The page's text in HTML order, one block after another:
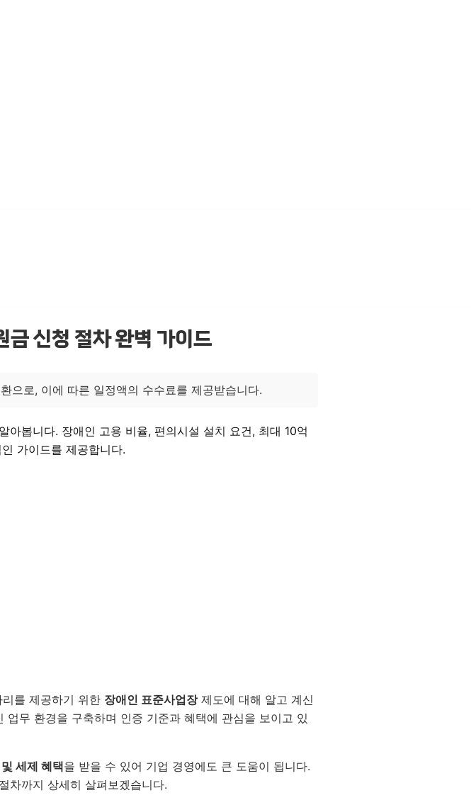
금 신청 절차 완벽 가이드
으로, 이에 따른 일정액의 수수료를 제공받습니다.
봅니다. 장애인 고용 비율, 편의시설 설치 요건, 최대 10억
가이드를 제공합니다.
를 제공하기 위한 장애인 표준사업장제도에 대해 알고 계신
무 환경을 구축하며 인증 기준과 혜택에 관심을 보이고 있
세제 혜택을 받을 수 있어 기업 경영에도 큰 도움이 됩니다.
차까지 상세히 살펴보겠습니다.